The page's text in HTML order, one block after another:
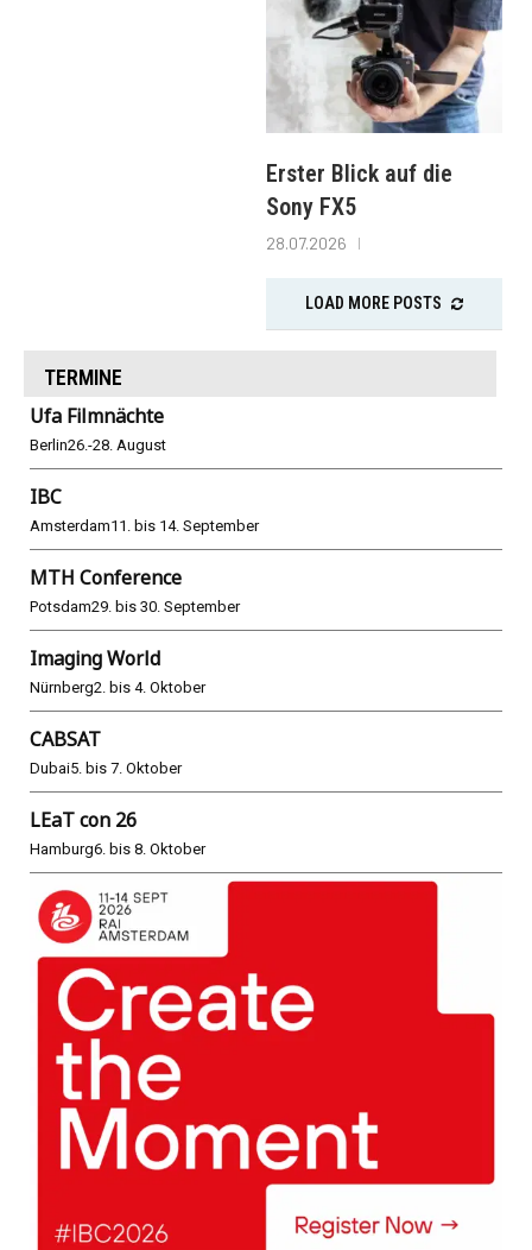
Erster Blick auf die
Sony FX5
28.07.2026
LOAD MORE POSTS
TERMINE
Ufa Filmnächte
Berlin26.-28. August
IBC
Amsterdam11. bis 14. September
MTH Conference
Potsdam29. bis 30. September
Imaging World
Nürnberg2. bis 4. Oktober
CABSAT
Dubai5. bis 7. Oktober
LEaT con 26
Hamburg6. bis 8. Oktober